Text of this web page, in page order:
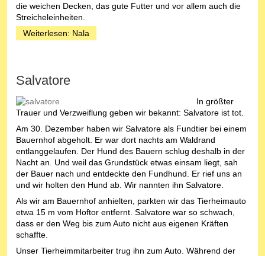
die weichen Decken, das gute Futter und vor allem auch die
Streicheleinheiten.
Weiterlesen: Nala
Salvatore
In größter
Trauer und Verzweiflung geben wir bekannt: Salvatore ist tot.
Am 30. Dezember haben wir Salvatore als Fundtier bei einem
Bauernhof abgeholt. Er war dort nachts am Waldrand
entlanggelaufen. Der Hund des Bauern schlug deshalb in der
Nacht an. Und weil das Grundstück etwas einsam liegt, sah
der Bauer nach und entdeckte den Fundhund. Er rief uns an
und wir holten den Hund ab. Wir nannten ihn Salvatore.
Als wir am Bauernhof anhielten, parkten wir das Tierheimauto
etwa 15 m vom Hoftor entfernt. Salvatore war so schwach,
dass er den Weg bis zum Auto nicht aus eigenen Kräften
schaffte.
Unser Tierheimmitarbeiter trug ihn zum Auto. Während der